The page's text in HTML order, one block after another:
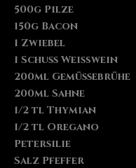
500g Pilze
150g Bacon
1 Zwiebel
1 Schuss Weißwein
200ml Gemüssebrühe
200ml Sahne
1/2 tl Thymian
1/2 tl Oregano
Petersilie
Salz Pfeffer